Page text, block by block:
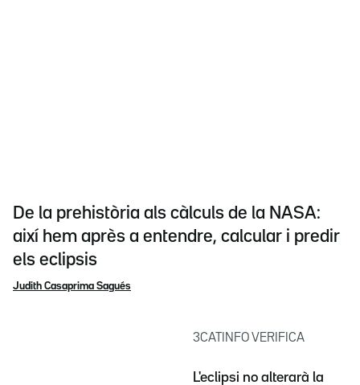
De la prehistòria als càlculs de la NASA:
així hem après a entendre, calcular i predir
els eclipsis
Judith Casaprima Sagués
3CATINFO VERIFICA
L'eclipsi no alterarà la